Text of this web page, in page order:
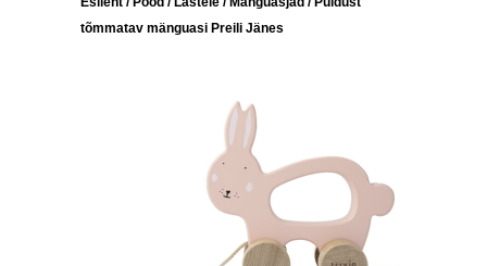
tõmmatav mänguasi Preili Jänes